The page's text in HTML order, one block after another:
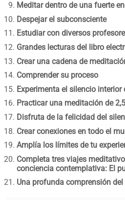
Meditar dentro de una fuerte
Despejar el subconsciente
Estudiar con diversos
Grandes lecturas del libro
Crear una cadena de
Comprender su proceso
Experimenta el silencio interior
Practicar una meditación de
Disfruta de la felicidad del
Crear conexiones en todo el
Amplía los límites de tu
Completa tres viajes
conciencia contemplativa: El
Una profunda comprensión del